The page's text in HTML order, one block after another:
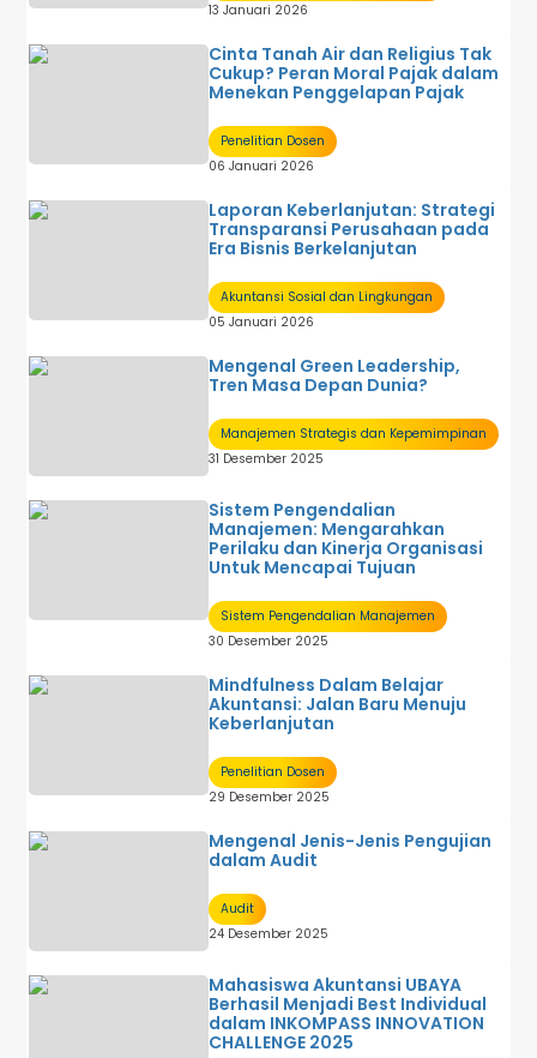
13 Januari 2026
Cinta Tanah Air dan Religius Tak
Cukup? Peran Moral Pajak dalam
Menekan Penggelapan Pajak
Penelitian Dosen
06 Januari 2026
Laporan Keberlanjutan: Strategi
Transparansi Perusahaan pada
Era Bisnis Berkelanjutan
Akuntansi Sosial dan Lingkungan
05 Januari 2026
Mengenal Green Leadership,
Tren Masa Depan Dunia?
Manajemen Strategis dan Kepemimpinan
31 Desember 2025
Sistem Pengendalian
Manajemen: Mengarahkan
Perilaku dan Kinerja Organisasi
Untuk Mencapai Tujuan
Sistem Pengendalian Manajemen
30 Desember 2025
Mindfulness Dalam Belajar
Akuntansi: Jalan Baru Menuju
Keberlanjutan
Penelitian Dosen
29 Desember 2025
Mengenal Jenis-Jenis Pengujian
dalam Audit
Audit
24 Desember 2025
Mahasiswa Akuntansi UBAYA
Berhasil Menjadi Best Individual
dalam INKOMPASS INNOVATION
CHALLENGE 2025